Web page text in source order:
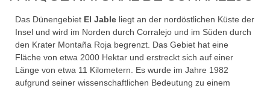
Das Dünengebiet El Jable liegt an der nordöstlichen Küste der
Insel und wird im Norden durch Corralejo und im Süden durch
den Krater Montaña Roja begrenzt. Das Gebiet hat eine
Fläche von etwa 2000 Hektar und erstreckt sich auf einer
Länge von etwa 11 Kilometern. Es wurde im Jahre 1982
aufgrund seiner wissenschaftlichen Bedeutung zu einem